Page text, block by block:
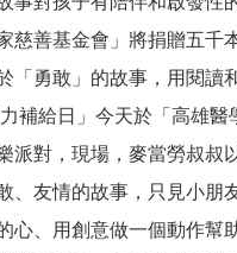
慈善基金會」將捐贈五
「勇敢」的故事，用閱
補給日」今天於「高雄
派對，現場，麥當勞叔
、友情的故事，只見小
心、用創意做一個動作幫